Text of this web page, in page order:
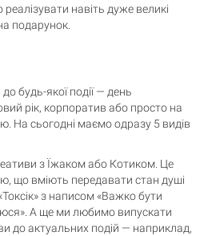
навіть дуже великі
подарунок.
будь-якої події — день
рік, корпоратив або просто на
На сьогодні маємо одразу 5 видів
з Їжаком або Котиком. Це
що вміють передавати стан душі
з написом «Важко бути
А ще ми любимо випускати
до актуальних подій — наприклад,